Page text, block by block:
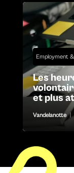
Employment
Les
et plus
Vandelanotte |